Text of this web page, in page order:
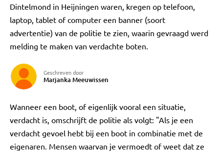
Dintelmond in Heijningen waren, kregen op telefoon,
laptop, tablet of computer een banner (soort
advertentie) van de politie te zien, waarin gevraagd werd
melding te maken van verdachte boten.
Geschreven door
Marjanka Meeuwissen
Wanneer een boot, of eigenlijk vooral een situatie,
verdacht is, omschrijft de politie als volgt: "Als je een
verdacht gevoel hebt bij een boot in combinatie met de
eigenaren. Mensen waarvan je vermoedt of weet dat ze